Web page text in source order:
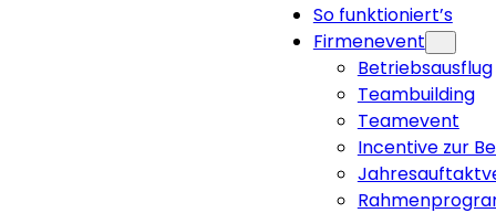
So funktioniert’s
Firmenevent
Betriebsausflug
Teambuilding
Teamevent
Incentive zur